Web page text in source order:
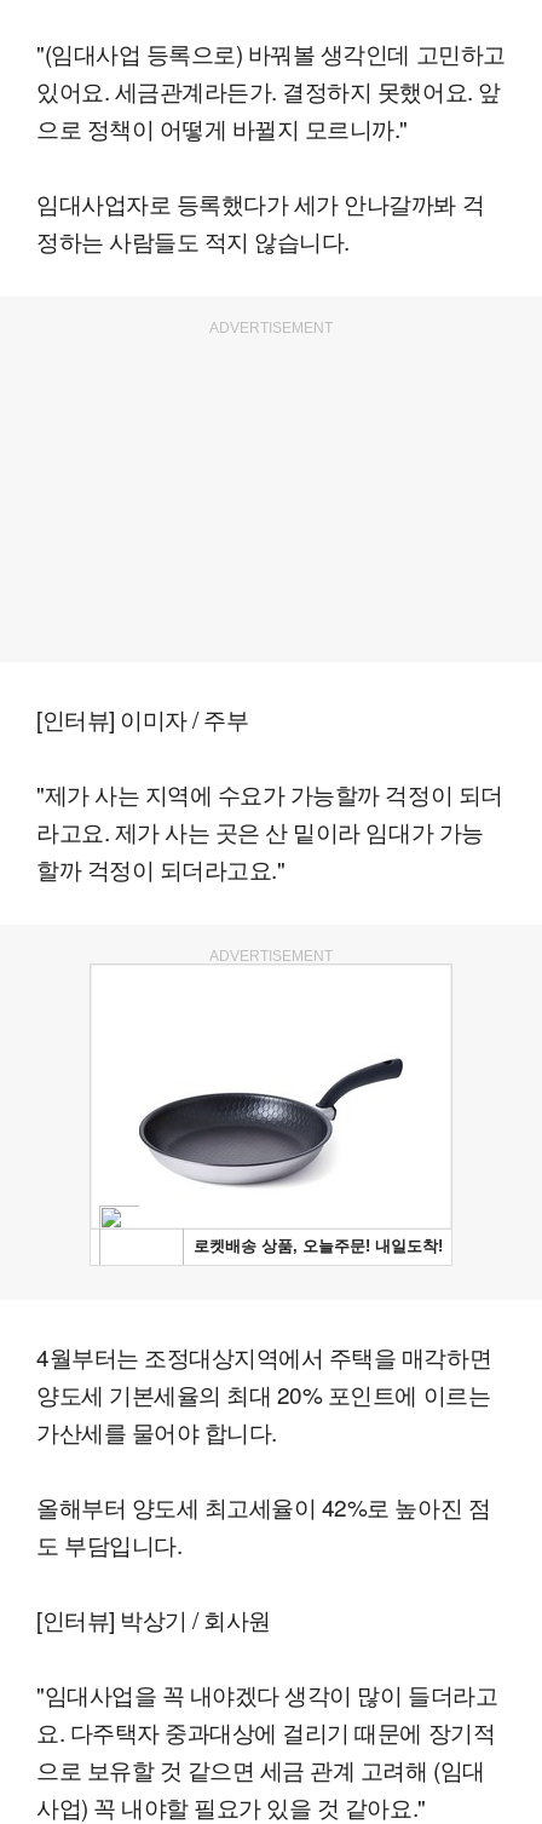
"(임대사업 등록으로) 바꿔볼 생각인데 고민하고
있어요. 세금관계라든가. 결정하지 못했어요. 앞
으로 정책이 어떻게 바뀔지 모르니까."
임대사업자로 등록했다가 세가 안나갈까봐 걱
정하는 사람들도 적지 않습니다.
ADVERTISEMENT
[인터뷰] 이미자 / 주부
"제가 사는 지역에 수요가 가능할까 걱정이 되더
라고요. 제가 사는 곳은 산 밑이라 임대가 가능
할까 걱정이 되더라고요."
ADVERTISEMENT
4월부터는 조정대상지역에서 주택을 매각하면
양도세 기본세율의 최대 20% 포인트에 이르는
가산세를 물어야 합니다.
올해부터 양도세 최고세율이 42%로 높아진 점
도 부담입니다.
[인터뷰] 박상기 / 회사원
"임대사업을 꼭 내야겠다 생각이 많이 들더라고
요. 다주택자 중과대상에 걸리기 때문에 장기적
으로 보유할 것 같으면 세금 관계 고려해 (임대
사업) 꼭 내야할 필요가 있을 것 같아요."